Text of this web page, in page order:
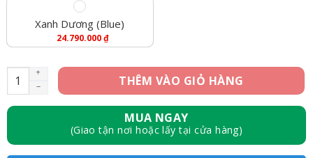
Xanh Dương (Blue)
24.790.000₫
[Mới 100%] iPhone 15 256GB số lượng
THÊM VÀO GIỎ HÀNG
MUA NGAY
(Giao tận nơi hoặc lấy tại cửa hàng)